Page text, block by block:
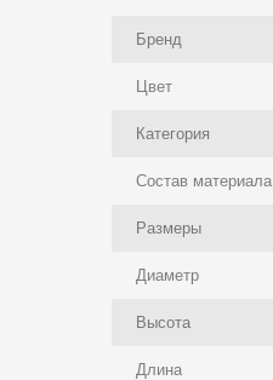
Бренд
Цвет
Категория
Состав материала
Размеры
Диаметр
Высота
Длина